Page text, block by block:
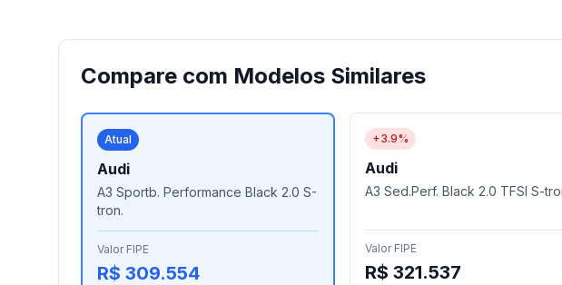
Compare com Modelos Similares
Atual
Audi
A3 Sportb. Performance Black 2.0 S-
tron.
Valor FIPE
R$ 309.554
+3.9%
Audi
A3 Sed.Perf. Black 2.0 TFSI S-
Valor FIPE
R$ 321.537